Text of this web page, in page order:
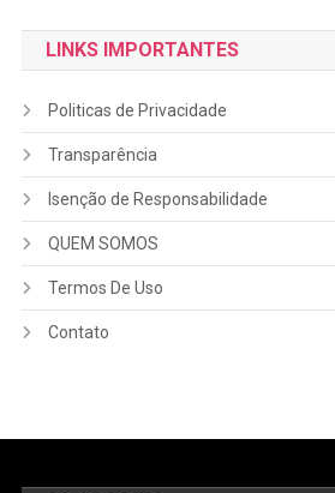
LINKS IMPORTANTES
Politicas de Privacidade
Transparência
Isenção de Responsabilidade
QUEM SOMOS
Termos De Uso
Contato